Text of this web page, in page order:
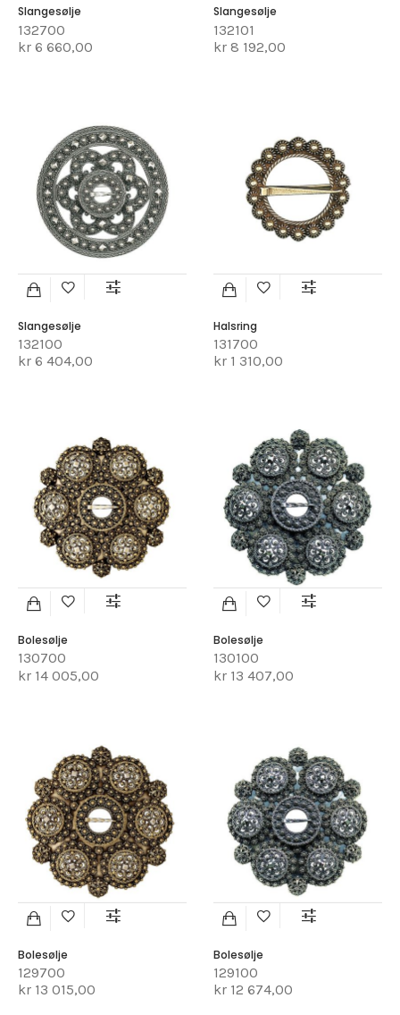
Slangesølje
132700
kr 6 660,00
Slangesølje
132101
kr 8 192,00
Slangesølje
132100
kr 6 404,00
Halsring
131700
kr 1 310,00
Bolesølje
130700
kr 14 005,00
Bolesølje
130100
kr 13 407,00
Bolesølje
129700
kr 13 015,00
Bolesølje
129100
kr 12 674,00